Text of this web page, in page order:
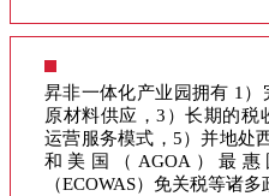
昇非一体化产业园拥有 1
原材料供应，3）长期的税
运营服务模式，5）并地处
和美国（AGOA）最
（ECOWAS）免关税等诸多